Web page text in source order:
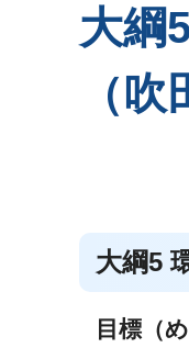
大綱
（
大綱5
目標（